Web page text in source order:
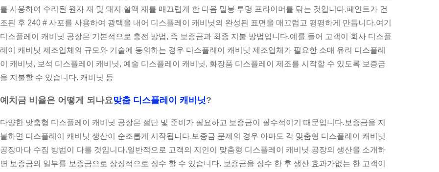
를 사용하여 수리된 원자 재 및 돼지 혈액 재를 매끄럽게 한 다음 밀봉 투명 프라이머를 닦는 것입니다.페인트가 건
조된 후 240 # 사포를 사용하여 광택을 내어 디스플레이 캐비닛의 완성된 표면을 매끄럽고 평평하게 만듭니다.여기
디스플레이 캐비닛 공장은 기본적으로 충전 방법, 즉 보증금과 최종 지불 방법입니다.예를 들어 고객이 회사 디스플
레이 캐비닛 제조업체의 규모와 기술에 동의하는 경우 디스플레이 캐비닛 제조업체가 필요한 소매 유리 디스플레
이 캐비닛, 보석 디스플레이 캐비닛, 예술 디스플레이 캐비닛, 화장품 디스플레이 제조를 시작할 수 있도록 보증금
을 지불할 수 있습니다. 캐비닛 등
예치금 비율은 어떻게 되나요 맞춤 디스플레이 캐비닛?
다양한 맞춤형 디스플레이 캐비닛 공장은 절단 및 준비가 필요하고 보증금이 필수적이기 때문입니다.보증금을 지
불하면 디스플레이 캐비닛 생산이 순조롭게 시작됩니다.보증금 문제의 경우 아마도 각 맞춤형 디스플레이 캐비닛
공장마다 수집 방법이 다를 것입니다.일반적으로 고객의 지인이 맞춤형 디스플레이 캐비닛 공장의 생산을 소개하
면 보증금의 일부를 보증금으로 상징적으로 징수 할 수 있습니다. 보증금을 징수 한 후 생산 효과가없는 한 고객이